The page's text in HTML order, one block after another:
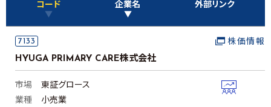
コード
▼
企業名
▼
外部リンク
7133
HYUGA PRIMARY CARE株式会社
株価情報
市場
東証グロース
業種
小売業